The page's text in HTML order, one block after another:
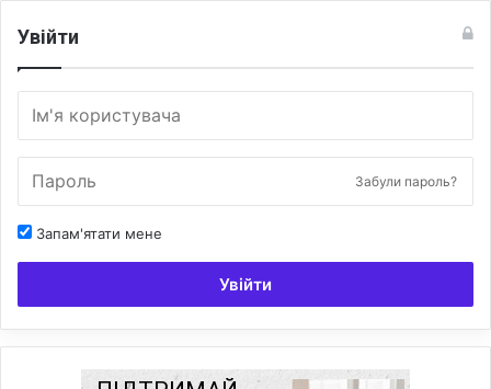
Увійти
Забули пароль?
Запам'ятати мене
Увійти